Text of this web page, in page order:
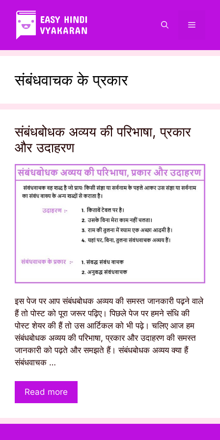
content
Menu
संबंधवाचक के प्रकार
संबंधबोधक अव्यय की परिभाषा, प्रकार
और उदाहरण
इस पेज पर आप संबंधबोधक अव्यय की समस्त जानकारी पढ़ने वाले
हैं तो पोस्ट को पूरा जरूर पढ़िए। पिछले पेज पर हमने संधि की
पोस्ट शेयर की हैं तो उस आर्टिकल को भी पढ़े। चलिए आज हम
संबंधबोधक अव्यय की परिभाषा, प्रकार और उदाहरण की समस्त
जानकारी को पढ़ते और समझते हैं। संबंधबोधक अव्यय क्या हैं
संबंधवाचक …
Read more